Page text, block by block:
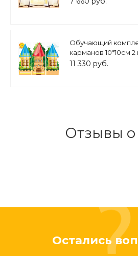
Обучающий
карманов 10*10см
центр магнитный
11 330 руб.
Отзывы о
Остались